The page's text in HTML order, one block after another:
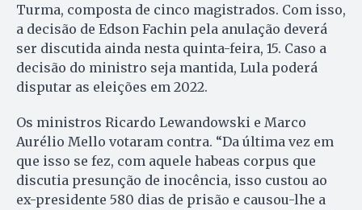
Turma, composta de cinco magistrados. Com isso,
a decisão de Edson Fachin pela anulação deverá
ser discutida ainda nesta quinta-feira, 15. Caso a
decisão do ministro seja mantida, Lula poderá
disputar as eleições em 2022.
Os ministros Ricardo Lewandowski e Marco
Aurélio Mello votaram contra. “Da última vez em
que isso se fez, com aquele habeas corpus que
discutia presunção de inocência, isso custou ao
ex-presidente 580 dias de prisão e causou-lhe a